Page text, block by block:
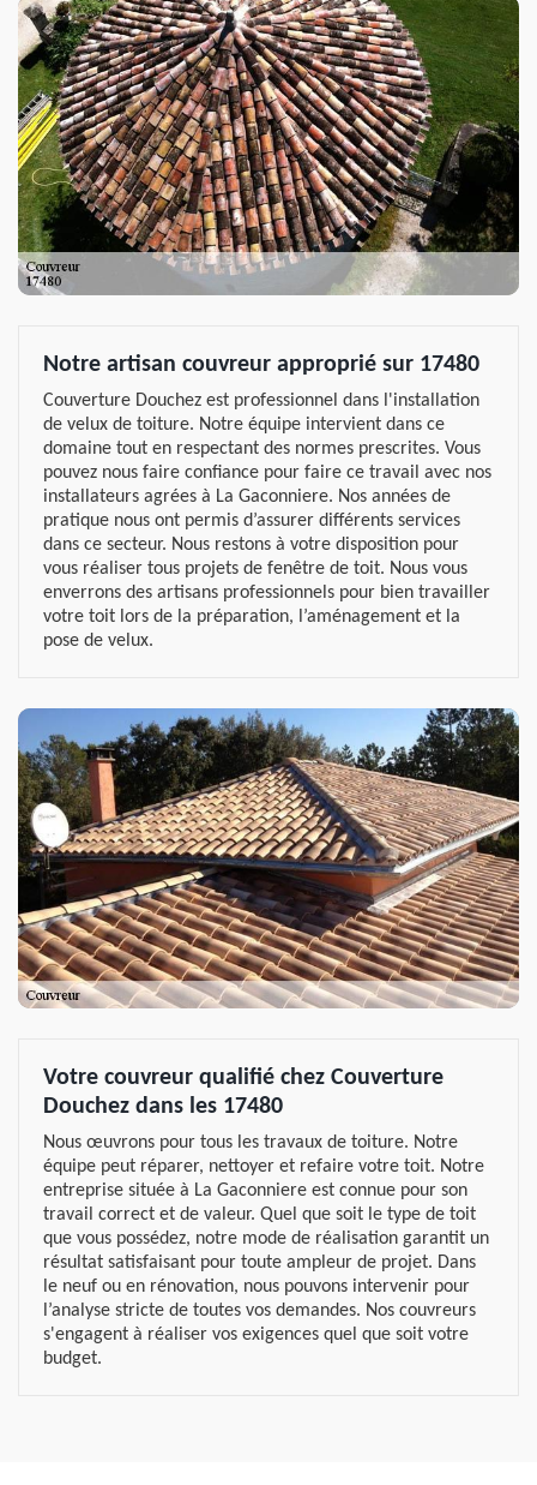
Notre artisan couvreur approprié sur 17480
Couverture Douchez est professionnel dans l'installation
de velux de toiture. Notre équipe intervient dans ce
domaine tout en respectant des normes prescrites. Vous
pouvez nous faire confiance pour faire ce travail avec nos
installateurs agrées à La Gaconniere. Nos années de
pratique nous ont permis d’assurer différents services
dans ce secteur. Nous restons à votre disposition pour
vous réaliser tous projets de fenêtre de toit. Nous vous
enverrons des artisans professionnels pour bien travailler
votre toit lors de la préparation, l’aménagement et la
pose de velux.
Votre couvreur qualifié chez Couverture
Douchez dans les 17480
Nous œuvrons pour tous les travaux de toiture. Notre
équipe peut réparer, nettoyer et refaire votre toit. Notre
entreprise située à La Gaconniere est connue pour son
travail correct et de valeur. Quel que soit le type de toit
que vous possédez, notre mode de réalisation garantit un
résultat satisfaisant pour toute ampleur de projet. Dans
le neuf ou en rénovation, nous pouvons intervenir pour
l’analyse stricte de toutes vos demandes. Nos couvreurs
s'engagent à réaliser vos exigences quel que soit votre
budget.